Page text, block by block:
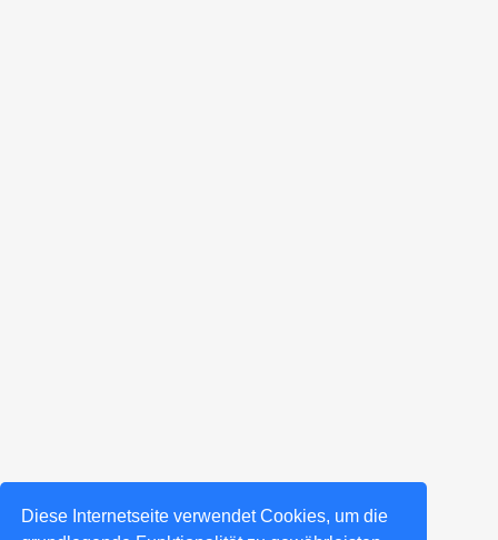
Diese Internetseite verwendet Cookies, um die